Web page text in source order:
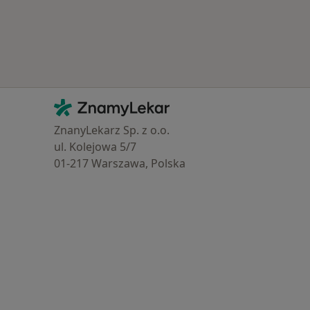
Kontakt
ZnamyLekar - Hlavní stránka
ZnanyLekarz Sp. z o.o.
ul. Kolejowa 5/7
01-217 Warszawa, Polska